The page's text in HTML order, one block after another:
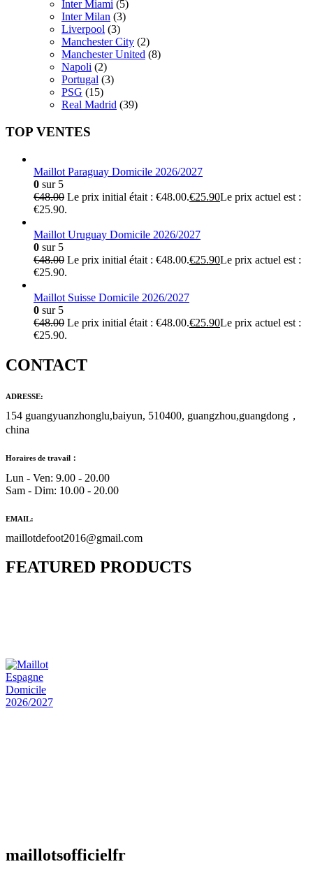
Inter Miami (5)
Inter Milan (3)
Liverpool (3)
Manchester City (2)
Manchester United (8)
Napoli (2)
Portugal (3)
PSG (15)
Real Madrid (39)
TOP VENTES
Maillot Paraguay Domicile 2026/2027
0 sur 5
€48.00 Le prix initial était : €48.00.€25.90Le prix actuel est :
€25.90.
Maillot Uruguay Domicile 2026/2027
0 sur 5
€48.00 Le prix initial était : €48.00.€25.90Le prix actuel est :
€25.90.
Maillot Suisse Domicile 2026/2027
0 sur 5
€48.00 Le prix initial était : €48.00.€25.90Le prix actuel est :
€25.90.
CONTACT
ADRESSE:
154 guangyuanzhonglu,baiyun, 510400, guangzhou,guangdong，
china
Horaires de travail：
Lun - Ven: 9.00 - 20.00
Sam - Dim: 10.00 - 20.00
EMAIL:
maillotdefoot2016@gmail.com
FEATURED PRODUCTS
maillotsofficielfr